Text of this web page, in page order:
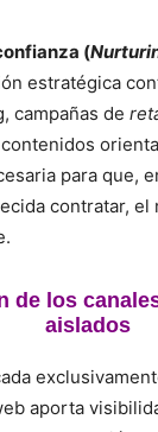
(
estratégica
campañas de
para que,
contratar, el
de los
aislados
aporta